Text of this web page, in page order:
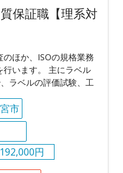
保証職【理系対
ほか、ISOの規格業務
います。 主にラベル
ラベルの評価試験、工
市
円